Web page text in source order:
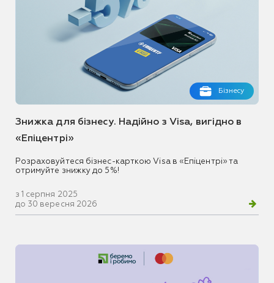
Бізнесу
Знижка для бізнесу. Надійно з Visa, вигідно в
«Епіцентрі»
Розраховуйтеся бізнес-карткою Visa в «Епіцентрі» та
отримуйте знижку до 5%!
з 1 серпня 2025
до 30 вересня 2026